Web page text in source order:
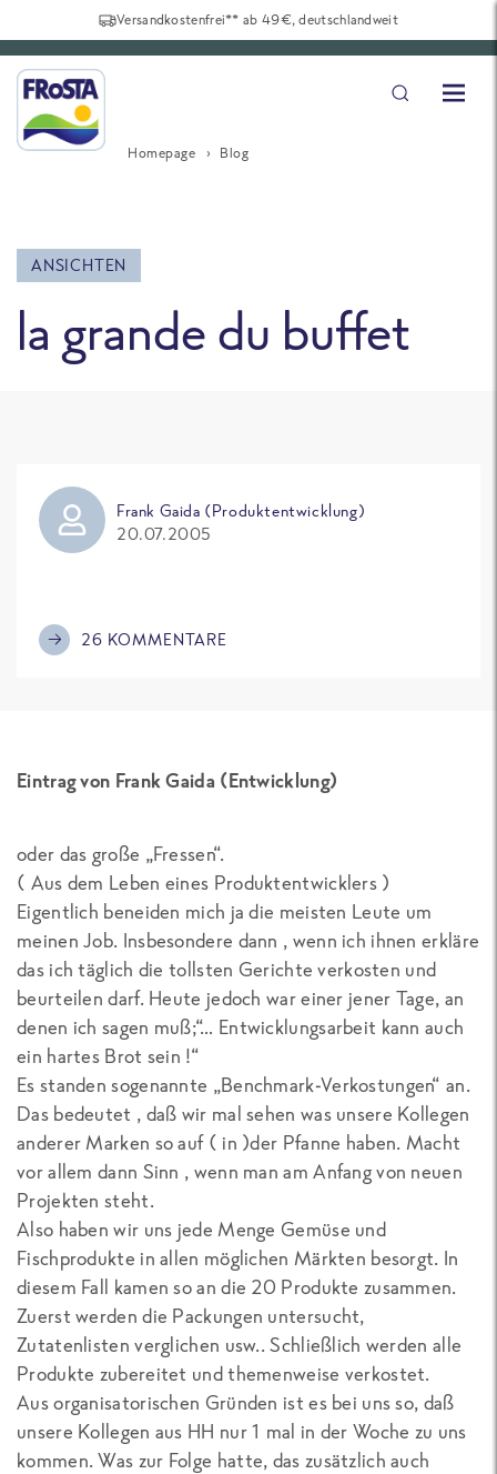
Versandkostenfrei** ab 49€, deutschlandweit
Homepage Blog
ANSICHTEN
la grande du buffet
Frank Gaida (Produktentwicklung)
20.07.2005
26 KOMMENTARE
Eintrag von Frank Gaida (Entwicklung)
oder das große „Fressen“.
( Aus dem Leben eines Produktentwicklers )
Eigentlich beneiden mich ja die meisten Leute um
meinen Job. Insbesondere dann , wenn ich ihnen erkläre
das ich täglich die tollsten Gerichte verkosten und
beurteilen darf. Heute jedoch war einer jener Tage, an
denen ich sagen muß;“… Entwicklungsarbeit kann auch
ein hartes Brot sein !“
Es standen sogenannte „Benchmark-Verkostungen“ an.
Das bedeutet , daß wir mal sehen was unsere Kollegen
anderer Marken so auf ( in )der Pfanne haben. Macht
vor allem dann Sinn , wenn man am Anfang von neuen
Projekten steht.
Also haben wir uns jede Menge Gemüse und
Fischprodukte in allen möglichen Märkten besorgt. In
diesem Fall kamen so an die 20 Produkte zusammen.
Zuerst werden die Packungen untersucht,
Zutatenlisten verglichen usw.. Schließlich werden alle
Produkte zubereitet und themenweise verkostet.
Aus organisatorischen Gründen ist es bei uns so, daß
unsere Kollegen aus HH nur 1 mal in der Woche zu uns
kommen. Was zur Folge hatte, das zusätzlich auch